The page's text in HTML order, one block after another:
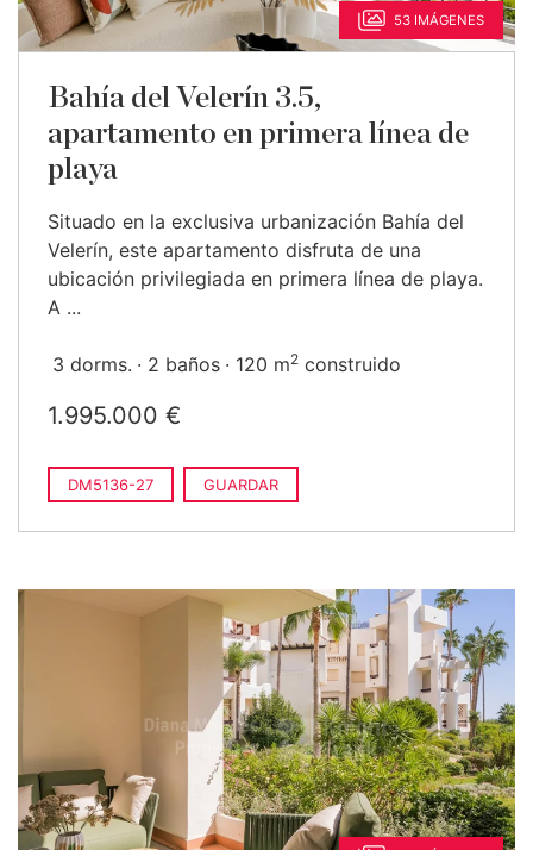
53 IMÁGENES
Bahía del Velerín 3.5,
apartamento en primera línea de
playa
Situado en la exclusiva urbanización Bahía del
Velerín, este apartamento disfruta de una
ubicación privilegiada en primera línea de playa.
A ...
3 dorms. 2 baños 120 m2 construido
1.995.000 €
DM5136-27 GUARDAR